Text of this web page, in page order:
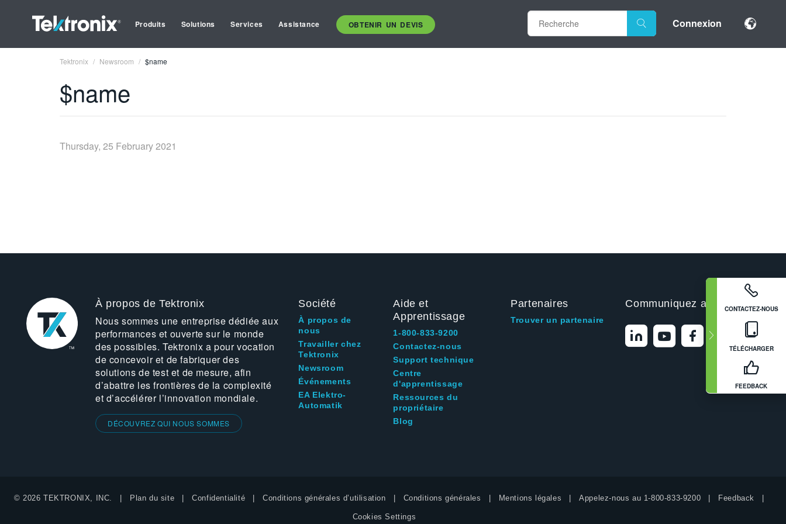
Produits Solutions Services Assistance OBTENIR UN DEVIS Connexion
CONTACTEZ-NOUS
TÉLÉCHARGER
FEEDBACK
Tektronix Newsroom $name
$name
Thursday, 25 February 2021
À propos de Tektronix
Nous sommes une entreprise dédiée aux
performances et ouverte sur le monde
des possibles. Tektronix a pour vocation
de concevoir et de fabriquer des
solutions de test et de mesure, afin
d’abattre les frontières de la complexité
et d’accélérer l’innovation mondiale.
DÉCOUVREZ QUI NOUS SOMMES
Société
À propos de
nous
Travailler chez
Tektronix
Newsroom
Événements
EA Elektro-
Automatik
Aide et
Apprentissage
1-800-833-9200
Contactez-nous
Support technique
Centre
d'apprentissage
Ressources du
propriétaire
Blog
Partenaires
Trouver un partenaire
Communiquez avec nous
© 2026 TEKTRONIX, INC. Plan du site Confidentialité Conditions générales d’utilisation Conditions générales Mentions légales Appelez-nous au 1-800-833-9200 Feedback
Cookies Settings